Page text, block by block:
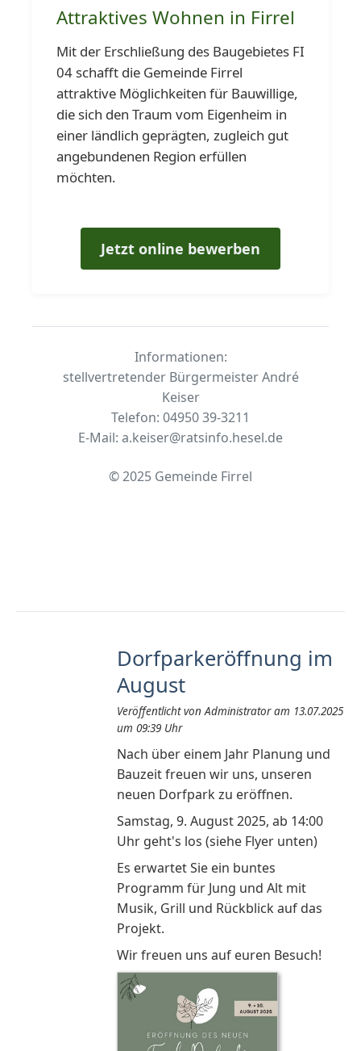
Attraktives Wohnen in Firrel
Mit der Erschließung des Baugebietes FI
04 schafft die Gemeinde Firrel
attraktive Möglichkeiten für Bauwillige,
die sich den Traum vom Eigenheim in
einer ländlich geprägten, zugleich gut
angebundenen Region erfüllen
möchten.
Jetzt online bewerben
Informationen:
stellvertretender Bürgermeister André
Keiser
Telefon: 04950 39-3211
E-Mail: a.keiser@ratsinfo.hesel.de
© 2025 Gemeinde Firrel
Dorfparkeröffnung im
August
Veröffentlicht von Administrator am 13.07.2025
um 09:39 Uhr
Nach über einem Jahr Planung und
Bauzeit freuen wir uns, unseren
neuen Dorfpark zu eröffnen.
Samstag, 9. August 2025, ab 14:00
Uhr geht's los (siehe Flyer unten)
Es erwartet Sie ein buntes
Programm für Jung und Alt mit
Musik, Grill und Rückblick auf das
Projekt.
Wir freuen uns auf euren Besuch!